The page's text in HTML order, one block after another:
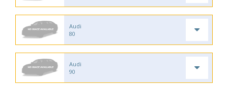
Audi
80
Audi
90